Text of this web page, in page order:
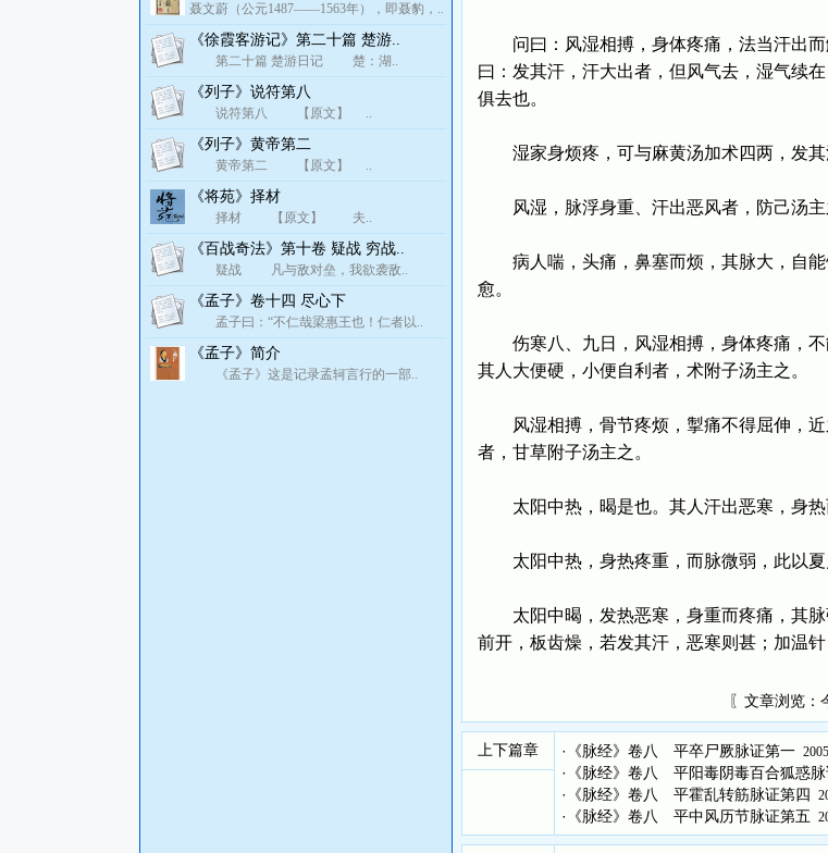
聂文蔚（公元1487——1563年），即聂豹，..
《徐霞客游记》第二十篇 楚游..
第二十篇 楚游日记 楚：湖..
《列子》说符第八
说符第八 【原文】 ..
《列子》黄帝第二
黄帝第二 【原文】 ..
《将苑》择材
择材 【原文】 夫..
《百战奇法》第十卷 疑战 穷战..
疑战 凡与敌对垒，我欲袭敌..
《孟子》卷十四 尽心下
孟子曰：“不仁哉梁惠王也！仁者以..
《孟子》简介
《孟子》这是记录孟轲言行的一部..
问曰：风湿相搏，身体疼痛，法当汗出而
曰：发其汗，汗大出者，但风气去，湿气续
俱去也。
湿家身烦疼，可与麻黄汤加术四两，发其
风湿，脉浮身重、汗出恶风者，防己汤主
病人喘，头痛，鼻塞而烦，其脉大，自能
愈。
伤寒八、九日，风湿相搏，身体疼痛，不
其人大便硬，小便自利者，术附子汤主之。
风湿相搏，骨节疼烦，掣痛不得屈伸，近
者，甘草附子汤主之。
太阳中热，暍是也。其人汗出恶寒，身热
太阳中热，身热疼重，而脉微弱，此以夏
太阳中暍，发热恶寒，身重而疼痛，其脉
前开，板齿燥，若发其汗，恶寒则甚；加温
〖文章浏览：
上下篇章 · 《脉经》卷八 平卒尸厥脉证第一
· 《脉经》卷八 平阳毒阴毒百合狐惑脉
· 《脉经》卷八 平霍乱转筋脉证第四
· 《脉经》卷八 平中风历节脉证第五